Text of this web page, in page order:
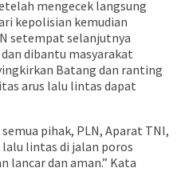
mengecek langsung
kepolisian kemudian
setempat selanjutnya
dibantu masyarakat
Batang dan ranting
arus lalu lintas dapat
pihak, PLN, Aparat TNI,
lintas di jalan poros
lancar dan aman.” Kata